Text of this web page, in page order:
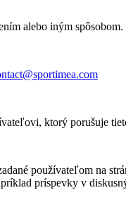
alebo iným spôsobom.
ktorý porušuje
používateľom na
príspevky v